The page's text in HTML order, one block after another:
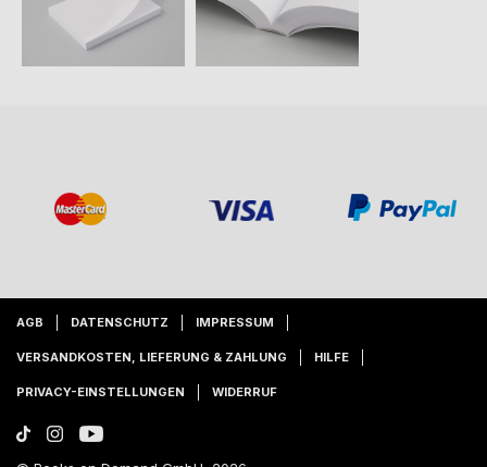
AGB DATENSCHUTZ IMPRESSUM
VERSANDKOSTEN, LIEFERUNG & ZAHLUNG HILFE
PRIVACY-EINSTELLUNGEN WIDERRUF